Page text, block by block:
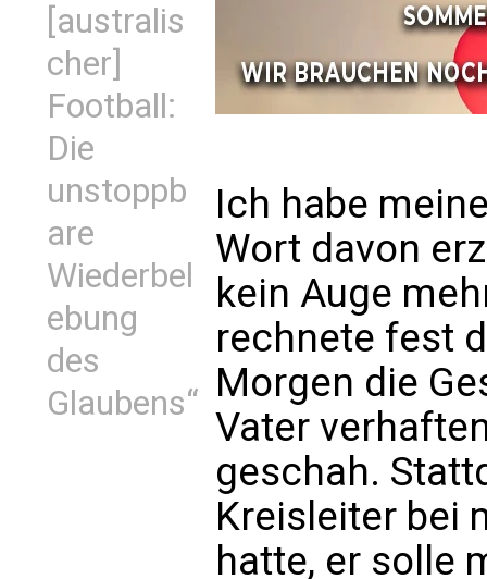
[australis
cher]
Football:
Die
unstoppb
are
Wiederbel
ebung
des
Glaubens“
Ich habe
Wort davon
kein Auge
rechnete fest
Morgen die
Vater
geschah.
Kreisleiter bei
hatte, er solle